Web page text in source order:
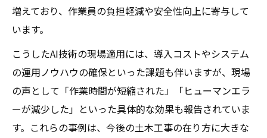
増えており、作業員の負担軽減や安全性向上に寄与して
います。
こうしたAI技術の現場適用には、導入コストやシステム
の運用ノウハウの確保といった課題も伴いますが、現場
の声として「作業時間が短縮された」「ヒューマンエラ
ーが減少した」といった具体的な効果も報告されていま
す。これらの事例は、今後の土木工事の在り方に大きな